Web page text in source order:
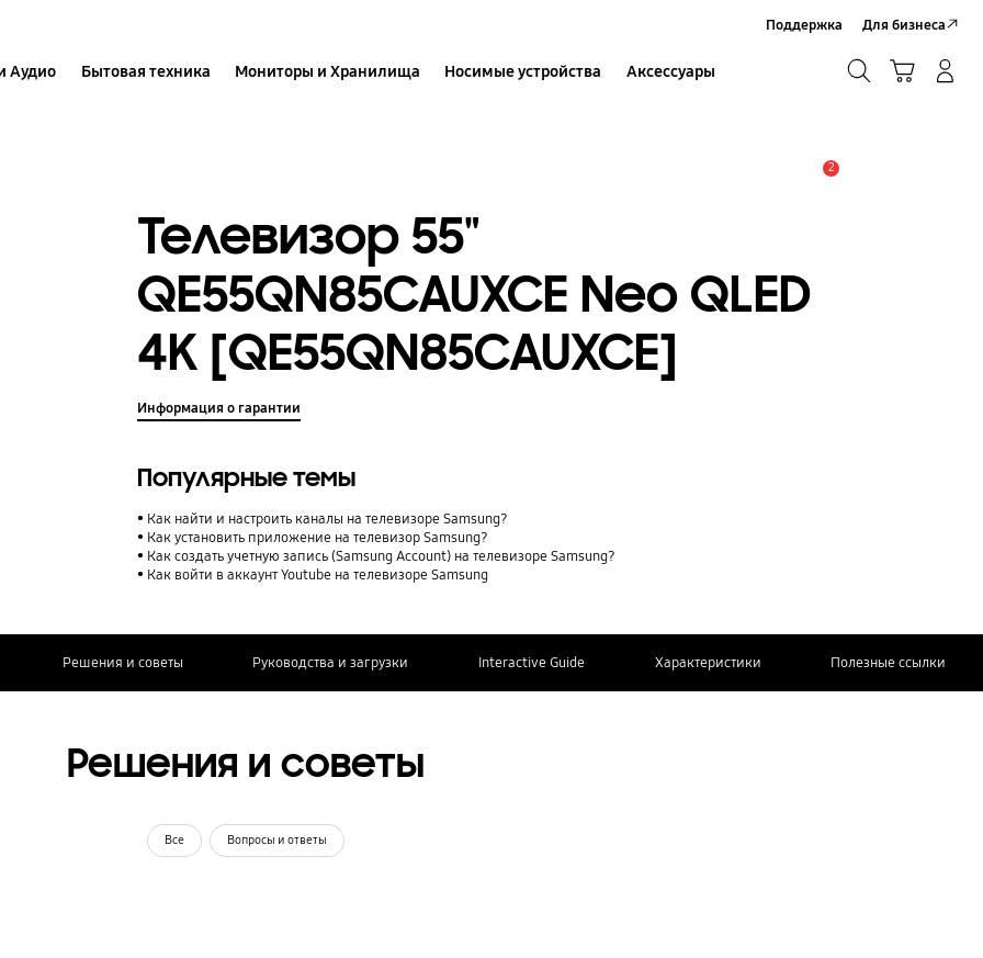
Аудио Бытовая техника Мониторы и Хранилища Носимые устройства Аксессуары
Поддержка Для бизнеса
2
Телевизор 55"
QE55QN85CAUXCE Neo QLED
4K [QE55QN85CAUXCE]
Информация о гарантии
Популярные темы
Как найти и настроить каналы на телевизоре Samsung?
Как установить приложение на телевизор Samsung?
Как создать учетную запись (Samsung Account) на телевизоре Samsung?
Как войти в аккаунт Youtube на телевизоре Samsung
Решения и советы Руководства и загрузки Interactive Guide Характеристики Полезные ссылки
Решения и советы
Все Вопросы и ответы